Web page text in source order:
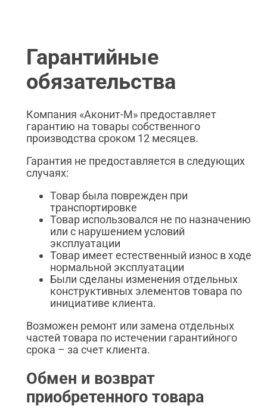
Гарантийные
обязательства
Компания «Аконит-М» предоставляет
гарантию на товары собственного
производства сроком 12 месяцев.
Гарантия не предоставляется в следующих
случаях:
Товар была поврежден при
транспортировке
Товар использовался не по назначению
или с нарушением условий
эксплуатации
Товар имеет естественный износ в ходе
нормальной эксплуатации
Были сделаны изменения отдельных
конструктивных элементов товара по
инициативе клиента.
Возможен ремонт или замена отдельных
частей товара по истечении гарантийного
срока – за счет клиента.
Обмен и возврат
приобретенного товара